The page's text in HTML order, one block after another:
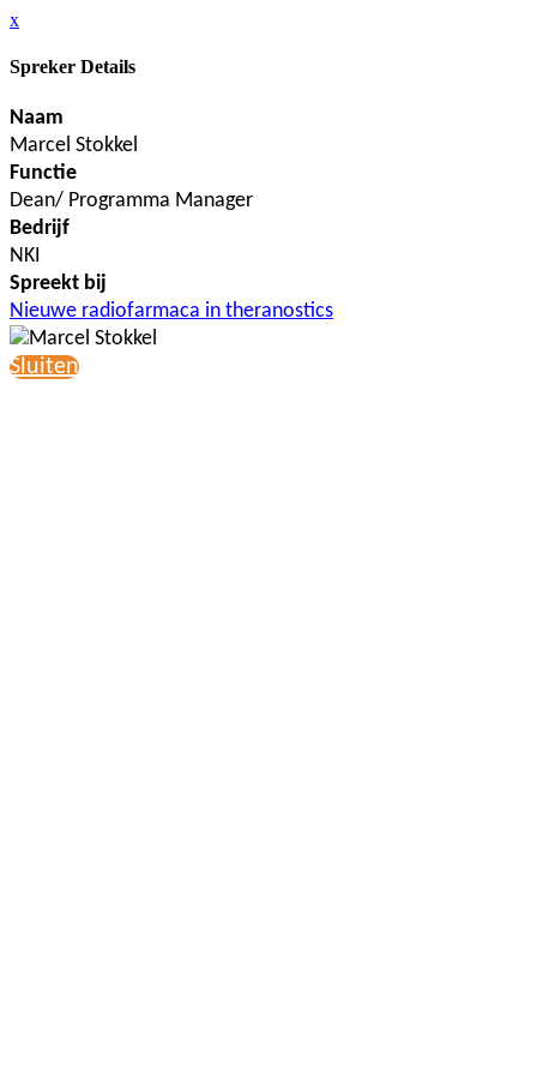
x
Spreker Details
Naam
Marcel Stokkel
Functie
Dean/ Programma Manager
Bedrijf
NKI
Spreekt bij
Nieuwe radiofarmaca in theranostics
Sluiten